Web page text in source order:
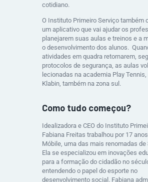
cotidiano.
O Instituto Primeiro Serviço também
um aplicativo que vai ajudar os
planejarem suas aulas e treinos e a
o desenvolvimento dos alunos.
atividades em quadra retornarem,
protocolos de segurança, as aulas
lecionadas na academia Play Tennis,
Klabin, também na zona sul.
Como tudo começou?
Idealizadora e CEO do Instituto
Fabiana Freitas trabalhou por 17
Móbile, uma das mais renomadas de
Ela se especializou em inovações
para a formação do cidadão no
entendendo o papel do esporte no
desenvolvimento social. Fabiana